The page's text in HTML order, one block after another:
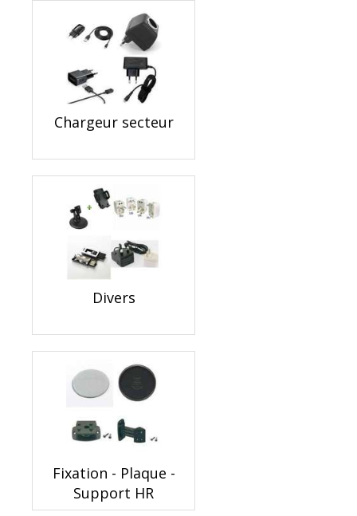
Chargeur secteur
Divers
Fixation - Plaque -
Support HR